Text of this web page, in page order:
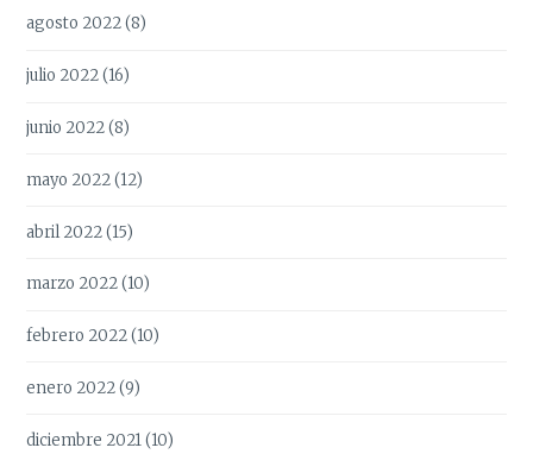
agosto 2022(8)
julio 2022(16)
junio 2022(8)
mayo 2022(12)
abril 2022(15)
marzo 2022(10)
febrero 2022(10)
enero 2022(9)
diciembre 2021(10)